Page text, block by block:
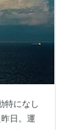
特になし
日。運